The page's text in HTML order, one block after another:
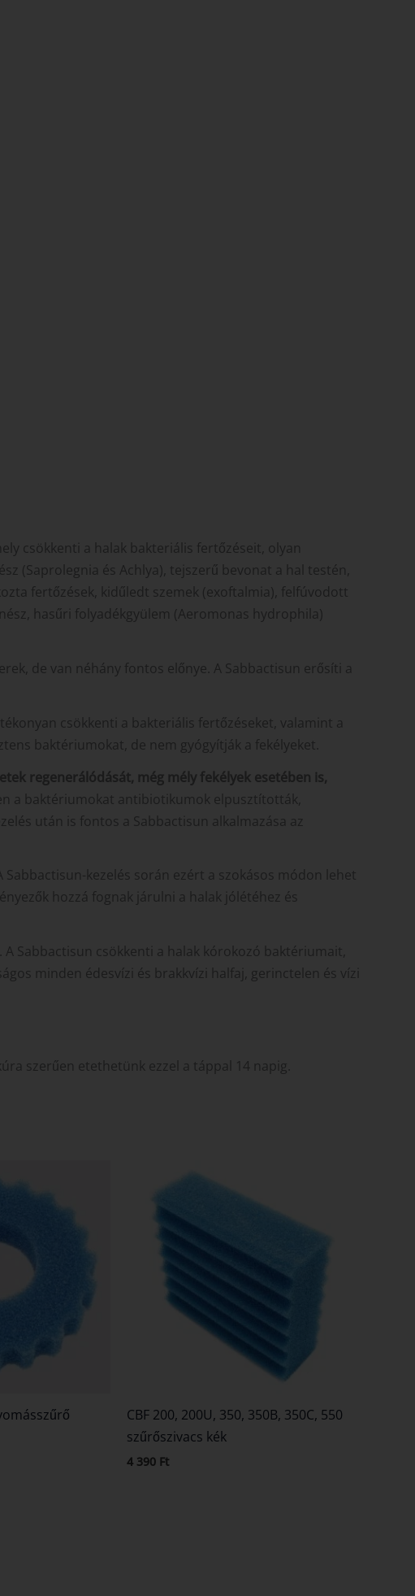
csökkenti a halak bakteriális fertőzéseit, olyan
(Saprolegnia és Achlya), tejszerű bevonat a hal testén,
fertőzések, kidűledt szemek (exoftalmia), felfúvodott
hasűri folyadékgyülem (Aeromonas hydrophila)
de van néhány fontos előnye. A Sabbactisun erősíti a
csökkenti a bakteriális fertőzéseket, valamint a
baktériumokat, de nem gyógyítják a fekélyeket.
regenerálódását, még mély fekélyek esetében is,
a baktériumokat antibiotikumok elpusztították,
után is fontos a Sabbactisun alkalmazása az
kezelés során ezért a szokásos módon lehet
hozzá fognak járulni a halak jólétéhez és
Sabbactisun csökkenti a halak kórokozó baktériumait,
minden édesvízi és brakkvízi halfaj, gerinctelen és vízi
szerűen etethetünk ezzel a táppal 14 napig.
CBF 200, 200U, 350, 350B, 350C, 550
szűrőszivacs kék
4 390 Ft